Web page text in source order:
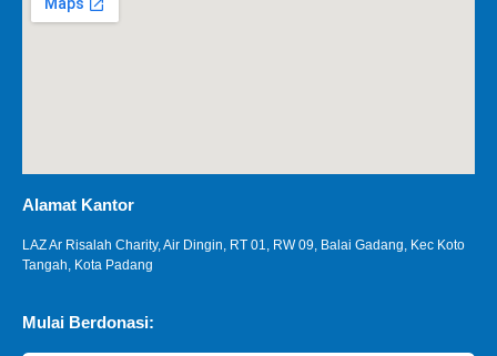
Alamat Kantor
LAZ Ar Risalah Charity, Air Dingin, RT 01, RW 09, Balai Gadang, Kec Koto
Tangah, Kota Padang
Mulai Berdonasi: